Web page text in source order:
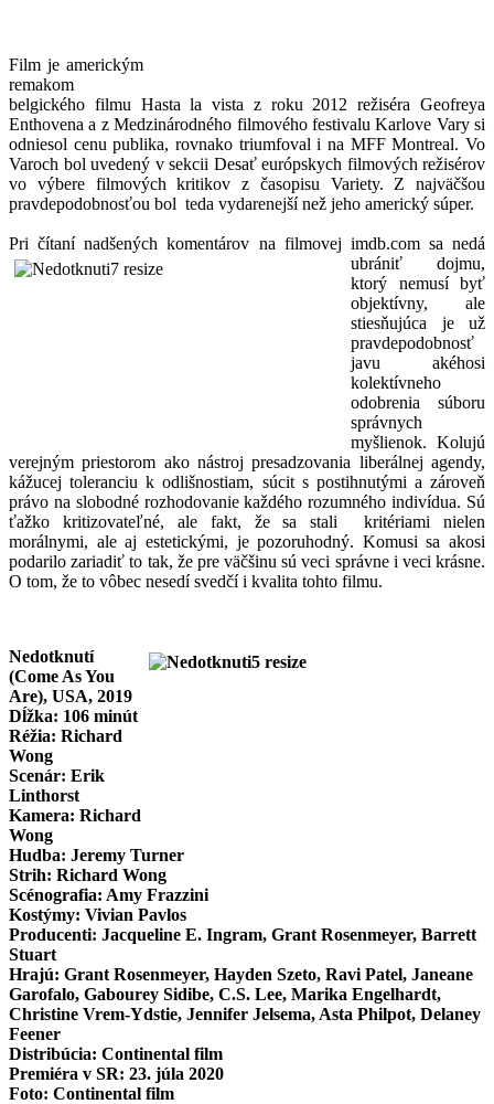
Film je americkým
remakom
belgického filmu Hasta la vista z roku 2012 režiséra Geofreya
Enthovena a z Medzinárodného filmového festivalu Karlove Vary si
odniesol cenu publika, rovnako triumfoval i na MFF Montreal. Vo
Varoch bol uvedený v sekcii Desať európskych filmových režisérov
vo výbere filmových kritikov z časopisu Variety. Z najväčšou
pravdepodobnosťou bol teda vydarenejší než jeho americký súper.
Pri čítaní nadšených komentárov na filmovej imdb.com sa nedá
ubrániť dojmu,
ktorý nemusí byť
objektívny, ale
stiesňujúca je už
pravdepodobnosť
javu akéhosi
kolektívneho
odobrenia súboru
správnych
myšlienok. Kolujú
verejným priestorom ako nástroj presadzovania liberálnej agendy,
kážucej toleranciu k odlišnostiam, súcit s postihnutými a zároveň
právo na slobodné rozhodovanie každého rozumného indivídua. Sú
ťažko kritizovateľné, ale fakt, že sa stali kritériami nielen
morálnymi, ale aj estetickými, je pozoruhodný. Komusi sa akosi
podarilo zariadiť to tak, že pre väčšinu sú veci správne i veci krásne.
O tom, že to vôbec nesedí svedčí i kvalita tohto filmu.
Nedotknutí
(Come As You
Are), USA, 2019
Dĺžka: 106 minút
Réžia: Richard
Wong
Scenár: Erik
Linthorst
Kamera: Richard
Wong
Hudba: Jeremy Turner
Strih: Richard Wong
Scénografia: Amy Frazzini
Kostýmy: Vivian Pavlos
Producenti: Jacqueline E. Ingram, Grant Rosenmeyer, Barrett
Stuart
Hrajú: Grant Rosenmeyer, Hayden Szeto, Ravi Patel, Janeane
Garofalo, Gabourey Sidibe, C.S. Lee, Marika Engelhardt,
Christine Vrem-Ydstie, Jennifer Jelsema, Asta Philpot, Delaney
Feener
Distribúcia: Continental film
Premiéra v SR: 23. júla 2020
Foto: Continental film